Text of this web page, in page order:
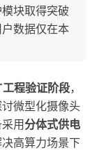
块取得突破
数据仅在本
程验证阶段，
微型化摄像头
用分体式供电
高算力场景下